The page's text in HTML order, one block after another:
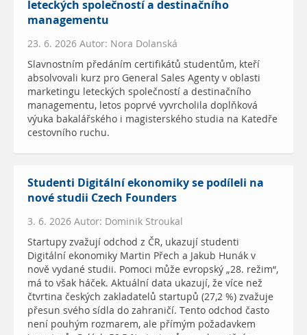
leteckých společností a destinačního
managementu
23. 6. 2026 Autor: Nora Dolanská
Slavnostním předáním certifikátů studentům, kteří
absolvovali kurz pro General Sales Agenty v oblasti
marketingu leteckých společností a destinačního
managementu, letos poprvé vyvrcholila doplňková
výuka bakalářského i magisterského studia na Katedře
cestovního ruchu.
Studenti Digitální ekonomiky se podíleli na
nové studii Czech Founders
3. 6. 2026 Autor: Dominik Stroukal
Startupy zvažují odchod z ČR, ukazují studenti
Digitální ekonomiky Martin Přech a Jakub Hunák v
nově vydané studii. Pomoci může evropský „28. režim“,
má to však háček. Aktuální data ukazují, že více než
čtvrtina českých zakladatelů startupů (27,2 %) zvažuje
přesun svého sídla do zahraničí. Tento odchod často
není pouhým rozmarem, ale přímým požadavkem